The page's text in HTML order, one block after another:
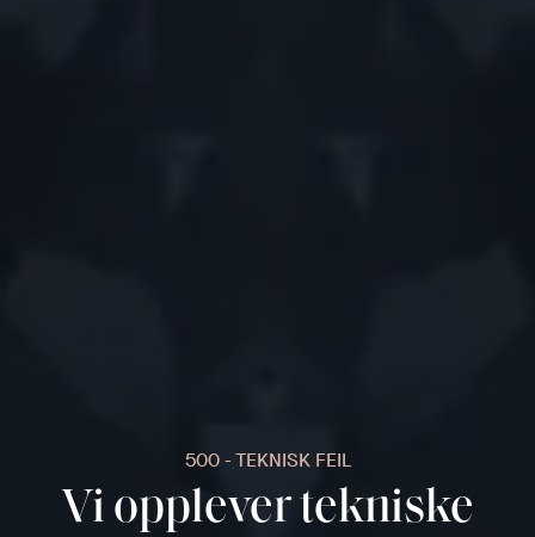
500 - TEKNISK FEIL
Vi opplever tekniske